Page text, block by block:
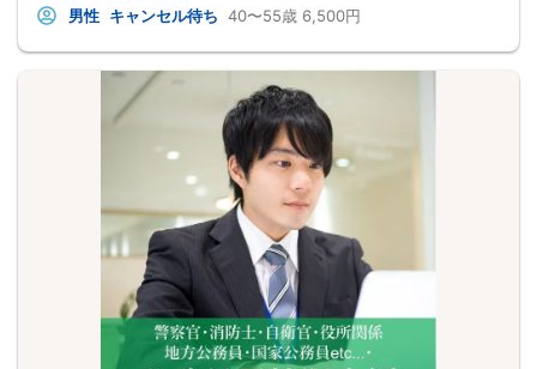
男性 キャンセル待ち 40〜55歳 6,500円